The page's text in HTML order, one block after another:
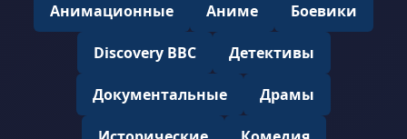
Анимационные Аниме Боевики
Discovery BBC Детективы
Документальные Драмы